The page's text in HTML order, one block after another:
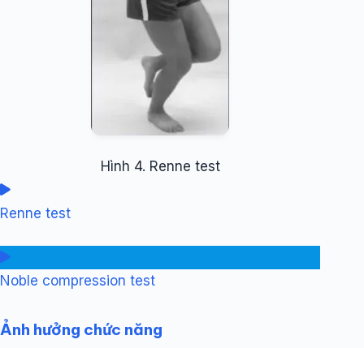
Hình 4. Renne test
Renne test
Noble compression test
Ảnh hưởng chức năng